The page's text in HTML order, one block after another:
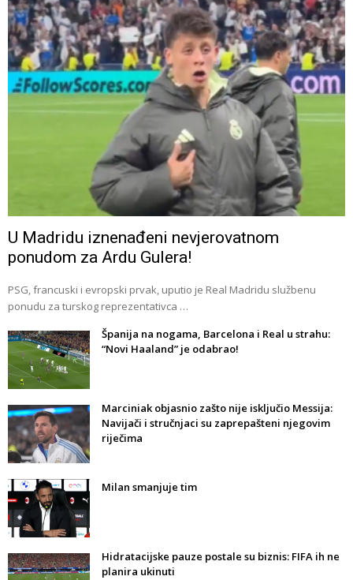
U Madridu iznenađeni nevjerovatnom
ponudom za Ardu Gulera!
PSG, francuski i evropski prvak, uputio je Real Madridu službenu
ponudu za turskog reprezentativca …
Španija na nogama, Barcelona i Real u strahu:
“Novi Haaland” je odabrao!
Marciniak objasnio zašto nije isključio Messija:
Navijači i stručnjaci su zaprepašteni njegovim
riječima
Milan smanjuje tim
Hidratacijske pauze postale su biznis: FIFA ih ne
planira ukinuti